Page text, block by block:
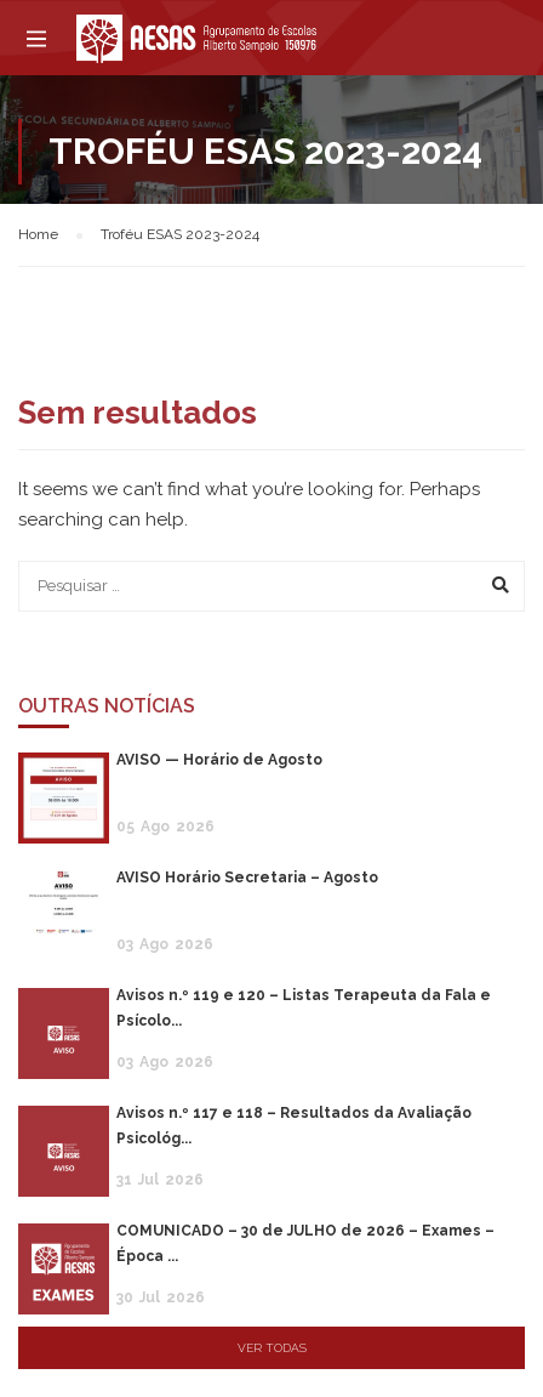
TROFÉU ESAS 2023-2024
Home Troféu ESAS 2023-2024
Sem resultados
It seems we can’t find what you’re looking for. Perhaps
searching can help.
OUTRAS NOTÍCIAS
AVISO — Horário de Agosto
05 Ago 2026
AVISO Horário Secretaria – Agosto
03 Ago 2026
Avisos n.º 119 e 120 – Listas Terapeuta da Fala e
Psícolo...
03 Ago 2026
Avisos n.º 117 e 118 – Resultados da Avaliação
Psicológ...
31 Jul 2026
COMUNICADO – 30 de JULHO de 2026 – Exames –
Época ...
30 Jul 2026
VER TODAS